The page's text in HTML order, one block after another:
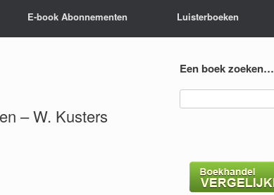
E-book Abonnementen Luisterboeken
– W. Kusters
Een boek zoeken…